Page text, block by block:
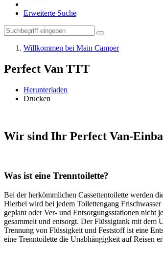
Erweiterte Suche
Willkommen bei Main Camper
Perfect Van TTT
Herunterladen
Drucken
Wir sind Ihr Perfect Van-
Was ist eine Trenntoilette?
Bei der herkömmlichen Cassettentoilette werden
Hierbei wird bei jedem Toilettengang
geplant oder Ver- und Entsorgungsstationen nicht
gesammelt und entsorgt. Der Flüssigtank mit dem
Trennung von Flüssigkeit und Feststoff ist eine
eine Trenntoilette die Unabhängigkeit auf Reisen